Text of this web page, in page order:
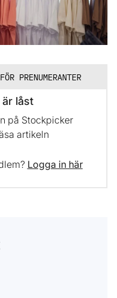
PRENUMERANTER
är låst
på Stockpicker
artikeln
Logga in här